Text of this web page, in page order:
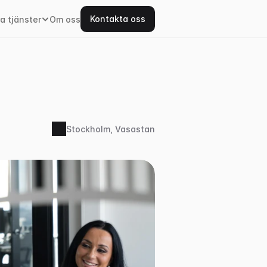
tjänster Om oss Kontakta oss
Stockholm, Vasastan